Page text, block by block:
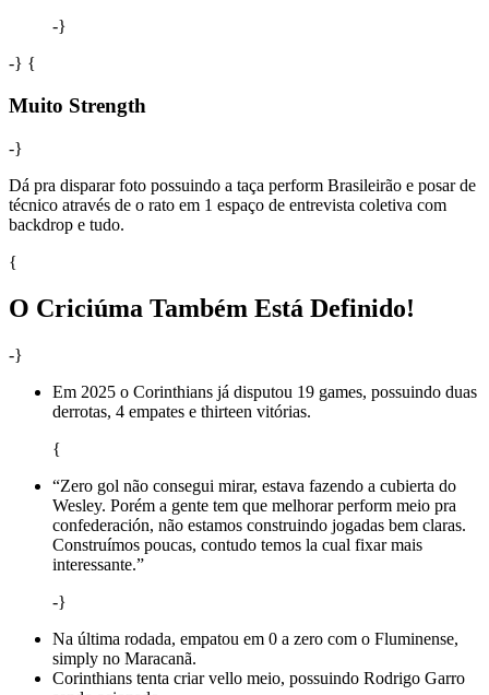
-}
-} {
Muito Strength
-}
Dá pra disparar foto possuindo a taça perform Brasileirão e posar de
técnico através de o rato em 1 espaço de entrevista coletiva com
backdrop e tudo.
{
O Criciúma Também Está Definido!
-}
Em 2025 o Corinthians já disputou 19 games, possuindo duas
derrotas, 4 empates e thirteen vitórias.
{
“Zero gol não consegui mirar, estava fazendo a cubierta do
Wesley. Porém a gente tem que melhorar perform meio pra
confederación, não estamos construindo jogadas bem claras.
Construímos poucas, contudo temos la cual fixar mais
interessante.”
-}
Na última rodada, empatou em 0 a zero com o Fluminense,
simply no Maracanã.
Corinthians tenta criar vello meio, possuindo Rodrigo Garro